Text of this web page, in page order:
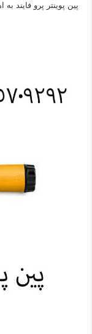
پین پوینتر پرو